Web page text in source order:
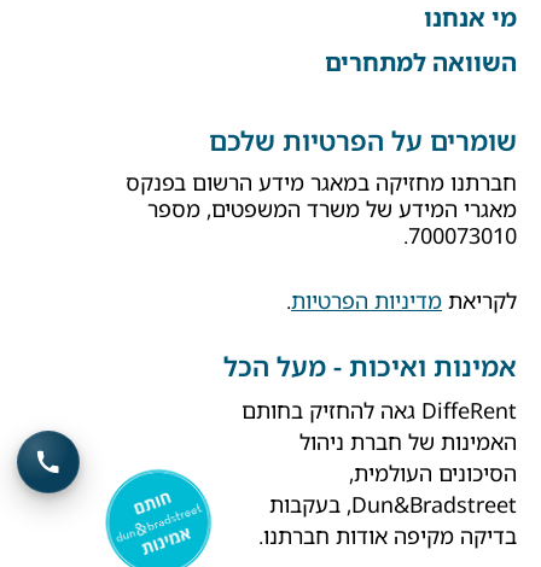
מי אנחנו
השוואה למתחרים
שומרים על הפרטיות שלכם
חברתנו מחזיקה במאגר מידע הרשום בפנקס
מאגרי המידע של משרד המשפטים, מספר
700073010.
לקריאת מדיניות הפרטיות.
אמינות ואיכות - מעל הכל
DiffeRent גאה להחזיק בחותם
האמינות של חברת ניהול
הסיכונים העולמית,
Dun&Bradstreet, בעקבות
בדיקה מקיפה אודות חברתנו.